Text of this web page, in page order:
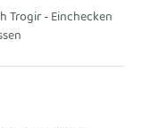
Trogir - Einchecken